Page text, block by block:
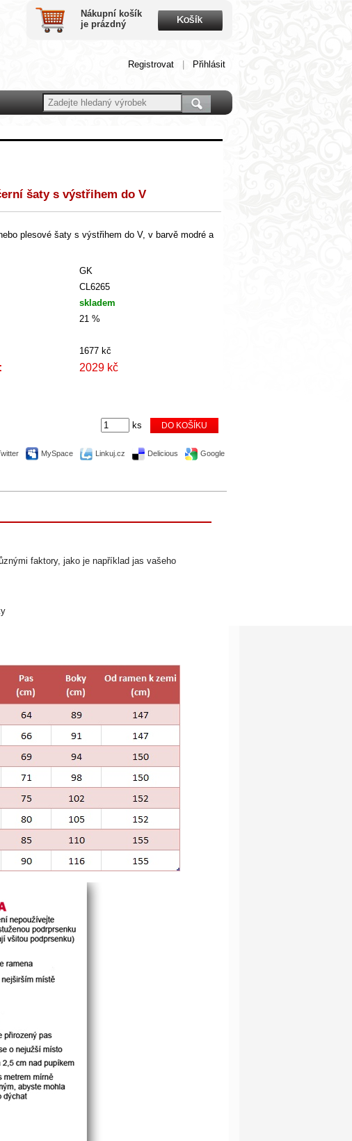
Nákupní košík
je prázdný
Registrovat Přihlásit
šaty s výstřihem do V
plesové šaty s výstřihem do V, v barvě modré a
GK
CL6265
skladem
21 %
1677 kč
2029 kč
ks
MySpace Linkuj.cz Delicious Google
faktory, jako je například jas vašeho